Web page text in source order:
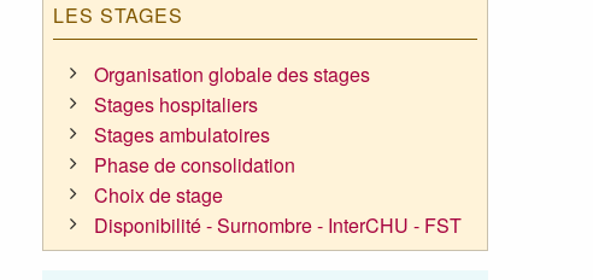
LES STAGES
Organisation globale des stages
Stages hospitaliers
Stages ambulatoires
Phase de consolidation
Choix de stage
Disponibilité - Surnombre - InterCHU - FST